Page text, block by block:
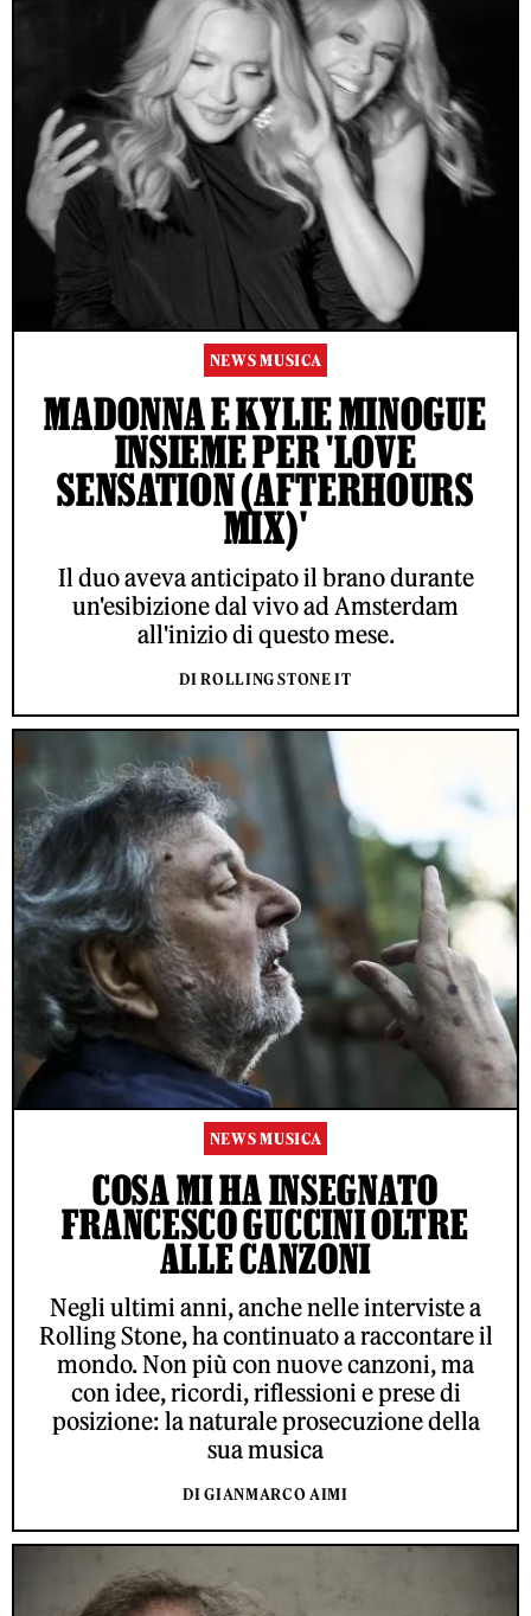
NEWS MUSICA
MADONNA E KYLIE MINOGUE
INSIEME PER 'LOVE
SENSATION (AFTERHOURS
MIX)'
Il duo aveva anticipato il brano durante
un'esibizione dal vivo ad Amsterdam
all'inizio di questo mese.
DI ROLLING STONE IT
NEWS MUSICA
COSA MI HA INSEGNATO
FRANCESCO GUCCINI OLTRE
ALLE CANZONI
Negli ultimi anni, anche nelle interviste a
Rolling Stone, ha continuato a raccontare il
mondo. Non più con nuove canzoni, ma
con idee, ricordi, riflessioni e prese di
posizione: la naturale prosecuzione della
sua musica
DI GIANMARCO AIMI